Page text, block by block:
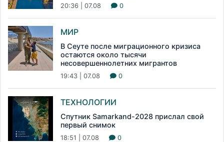
20:36 | 07.08 0
МИР
В Сеуте после миграционного кризиса
остаются около тысячи
несовершеннолетних мигрантов
19:43 | 07.08 0
ТЕХНОЛОГИИ
Спутник Samarkand-2028 прислал свой
первый снимок
18:51 | 07.08 0